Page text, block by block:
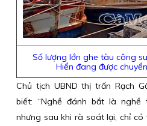
Số lượng lớn ghe tàu công
Hiển đang được
Chủ tịch UBND thị trấn Rạch
biết: “Nghề đánh bắt là nghề
nhưng sau khi rà soát lại, chỉ